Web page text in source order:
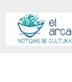
contenido